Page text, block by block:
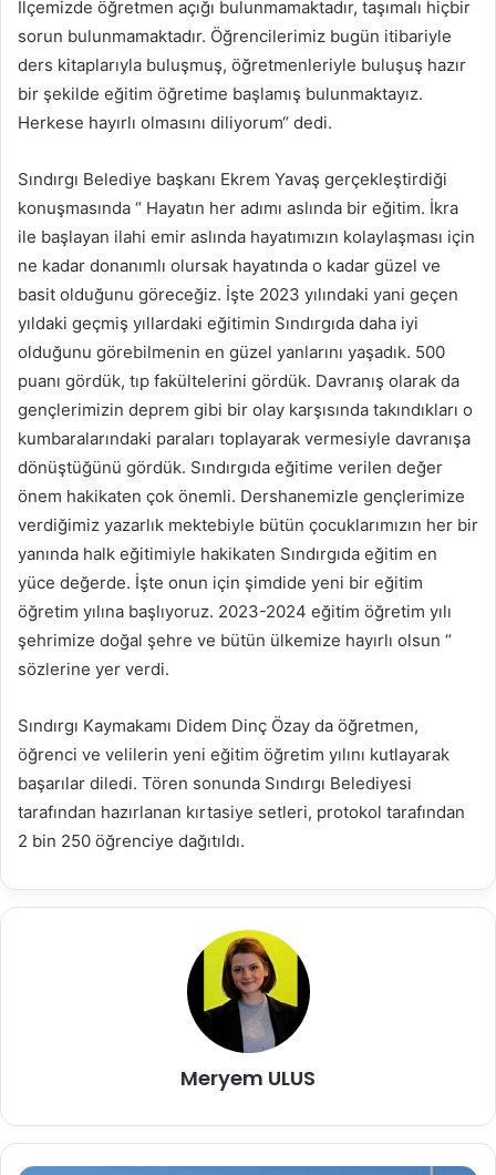
İlçemizde öğretmen açığı bulunmamaktadır, taşımalı hiçbir
sorun bulunmamaktadır. Öğrencilerimiz bugün itibariyle
ders kitaplarıyla buluşmuş, öğretmenleriyle buluşuş hazır
bir şekilde eğitim öğretime başlamış bulunmaktayız.
Herkese hayırlı olmasını diliyorum“ dedi.
Sındırgı Belediye başkanı Ekrem Yavaş gerçekleştirdiği
konuşmasında “ Hayatın her adımı aslında bir eğitim. İkra
ile başlayan ilahi emir aslında hayatımızın kolaylaşması için
ne kadar donanımlı olursak hayatında o kadar güzel ve
basit olduğunu göreceğiz. İşte 2023 yılındaki yani geçen
yıldaki geçmiş yıllardaki eğitimin Sındırgıda daha iyi
olduğunu görebilmenin en güzel yanlarını yaşadık. 500
puanı gördük, tıp fakültelerini gördük. Davranış olarak da
gençlerimizin deprem gibi bir olay karşısında takındıkları o
kumbaralarındaki paraları toplayarak vermesiyle davranışa
dönüştüğünü gördük. Sındırgıda eğitime verilen değer
önem hakikaten çok önemli. Dershanemizle gençlerimize
verdiğimiz yazarlık mektebiyle bütün çocuklarımızın her bir
yanında halk eğitimiyle hakikaten Sındırgıda eğitim en
yüce değerde. İşte onun için şimdide yeni bir eğitim
öğretim yılına başlıyoruz. 2023-2024 eğitim öğretim yılı
şehrimize doğal şehre ve bütün ülkemize hayırlı olsun “
sözlerine yer verdi.
Sındırgı Kaymakamı Didem Dinç Özay da öğretmen,
öğrenci ve velilerin yeni eğitim öğretim yılını kutlayarak
başarılar diledi. Tören sonunda Sındırgı Belediyesi
tarafından hazırlanan kırtasiye setleri, protokol tarafından
2 bin 250 öğrenciye dağıtıldı.
Meryem ULUS